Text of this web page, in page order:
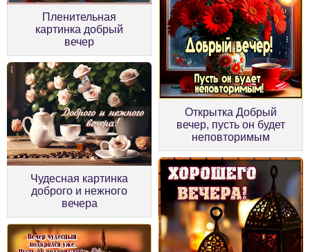
Пленительная
картинка добрый
вечер
Чудесная картинка
доброго и нежного
вечера
Открытка Добрый
вечер, пусть он будет
неповторимым